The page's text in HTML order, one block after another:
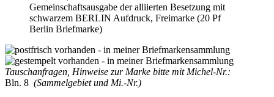
Gemeinschaftsausgabe der alliierten Besetzung mit
schwarzem BERLIN Aufdruck, Freimarke (20 Pf
Berlin Briefmarke)
Tauschanfragen, Hinweise zur Marke bitte mit Michel-Nr.:
Bln. 8 (Sammelgebiet und Mi.-Nr.)